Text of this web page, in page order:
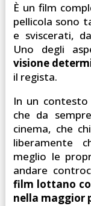
È un film
pellicola sono
e sviscerati,
Uno degli
visione
il regista.
In un contesto
che da
cinema, che
liberamente
meglio le
andare
film lottano
nella maggior